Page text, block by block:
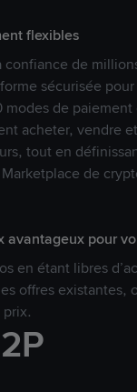
flexibles
de
sécurisée
modes de
acheter, vendre
tout en
de
avantageux pour
en étant libres
offres existantes,